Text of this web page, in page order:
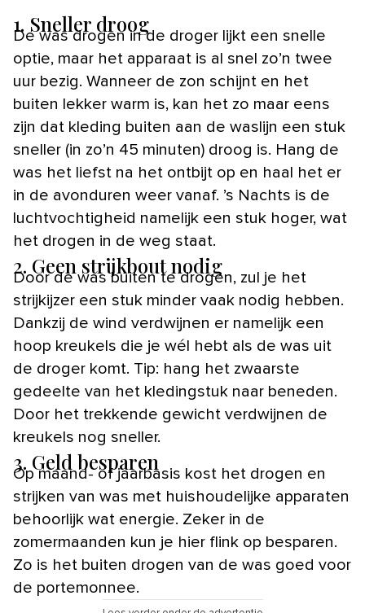
1. Sneller droog
De was drogen in de droger lijkt een snelle
optie, maar het apparaat is al snel zo’n twee
uur bezig. Wanneer de zon schijnt en het
buiten lekker warm is, kan het zo maar eens
zijn dat kleding buiten aan de waslijn een stuk
sneller (in zo’n 45 minuten) droog is. Hang de
was het liefst na het ontbijt op en haal het er
in de avonduren weer vanaf. ’s Nachts is de
luchtvochtigheid namelijk een stuk hoger, wat
het drogen in de weg staat.
2. Geen strijkbout nodig
Door de was buiten te drogen, zul je het
strijkijzer een stuk minder vaak nodig hebben.
Dankzij de wind verdwijnen er namelijk een
hoop kreukels die je wél hebt als de was uit
de droger komt. Tip: hang het zwaarste
gedeelte van het kledingstuk naar beneden.
Door het trekkende gewicht verdwijnen de
kreukels nog sneller.
3. Geld besparen
Op maand- of jaarbasis kost het drogen en
strijken van was met huishoudelijke apparaten
behoorlijk wat energie. Zeker in de
zomermaanden kun je hier flink op besparen.
Zo is het buiten drogen van de was goed voor
de portemonnee.